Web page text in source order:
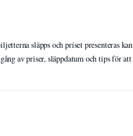
släpps och priset presenteras kan
av priser, släppdatum och tips för att